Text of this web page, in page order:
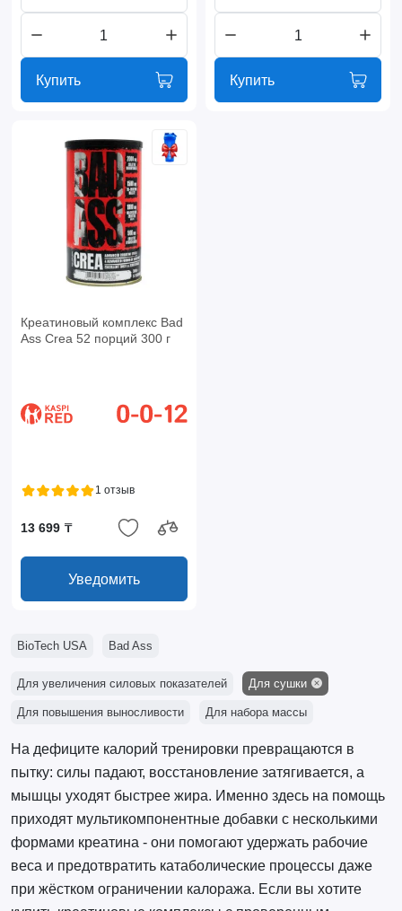
Купить Купить
Креатиновый комплекс Bad
Ass Crea 52 порций 300 г
1 отзыв
13 699 ₸
Уведомить
BioTech USA Bad Ass
Для увеличения силовых показателей Для сушки
Для повышения выносливости Для набора массы
На дефиците калорий тренировки превращаются в
пытку: силы падают, восстановление затягивается, а
мышцы уходят быстрее жира. Именно здесь на помощь
приходят мультикомпонентные добавки с несколькими
формами креатина - они помогают удержать рабочие
веса и предотвратить катаболические процессы даже
при жёстком ограничении калоража. Если вы хотите